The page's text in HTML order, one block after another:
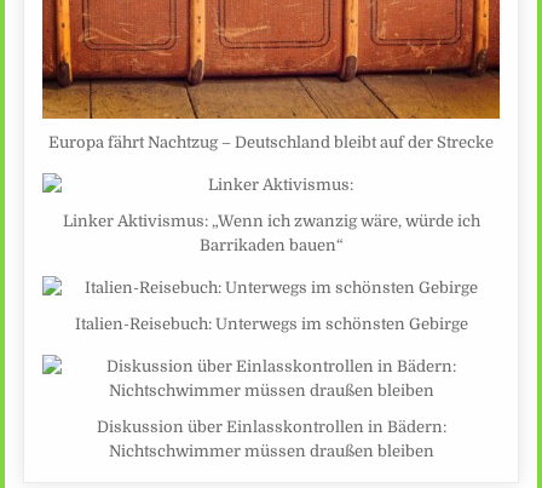
Europa fährt Nachtzug – Deutschland bleibt auf der Strecke
Linker Aktivismus: „Wenn ich zwanzig wäre, würde ich
Barrikaden bauen“
Italien-Reisebuch: Unterwegs im schönsten Gebirge
Diskussion über Einlasskontrollen in Bädern:
Nichtschwimmer müssen draußen bleiben